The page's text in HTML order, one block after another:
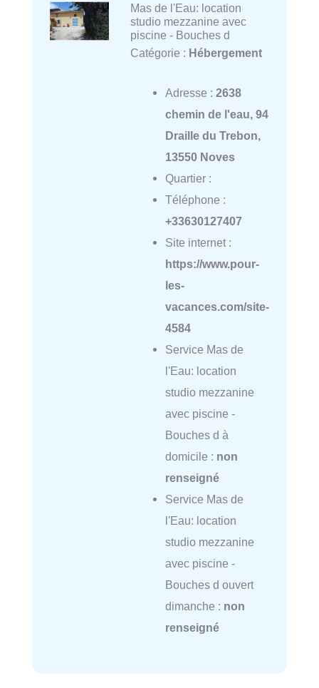
Mas de l'Eau: location
studio mezzanine avec
piscine - Bouches d
Catégorie : Hébergement
Adresse : 2638
chemin de l'eau, 94
Draille du Trebon,
13550 Noves
Quartier :
Téléphone :
+33630127407
Site internet :
https://www.pour-
les-
vacances.com/site-
4584
Service Mas de
l'Eau: location
studio mezzanine
avec piscine -
Bouches d à
domicile : non
renseigné
Service Mas de
l'Eau: location
studio mezzanine
avec piscine -
Bouches d ouvert
dimanche : non
renseigné